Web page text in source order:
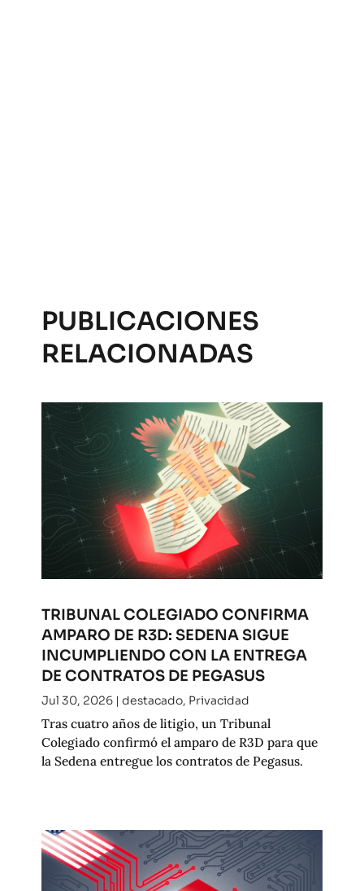
PUBLICACIONES
RELACIONADAS
TRIBUNAL COLEGIADO CONFIRMA
AMPARO DE R3D: SEDENA SIGUE
INCUMPLIENDO CON LA ENTREGA
DE CONTRATOS DE PEGASUS
Jul 30, 2026| destacado, Privacidad
Tras cuatro años de litigio, un Tribunal
Colegiado confirmó el amparo de R3D para que
la Sedena entregue los contratos de Pegasus.